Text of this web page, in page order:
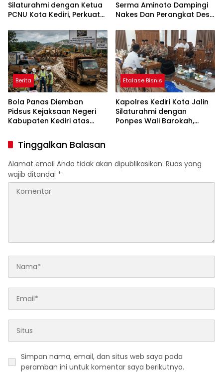
Silaturahmi dengan Ketua
PCNU Kota Kediri, Perkuat
Daerah
Serma Aminoto Dampingi
Nakes Dan Perangkat Desa
Berita
Bola Panas Diemban
Pidsus Kejaksaan Negeri
Kabupaten Kediri atas
Penggunaan Material
Ilegal Proyek Tol Kediri
Oleh PT. HASTARI JAYA
SENTOSA
Etalase Bisnis
Kapolres Kediri Kota Jalin
Silaturahmi dengan
Ponpes Wali Barokah,
Tinggalkan Balasan
Alamat email Anda tidak akan dipublikasikan. Ruas yang
wajib ditandai *
Simpan nama, email, dan situs web saya pada
peramban ini untuk komentar saya berikutnya.